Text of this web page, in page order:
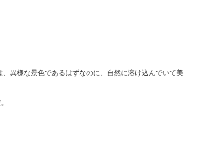
異様な景色であるはずなのに、自然に溶け込んでいて美